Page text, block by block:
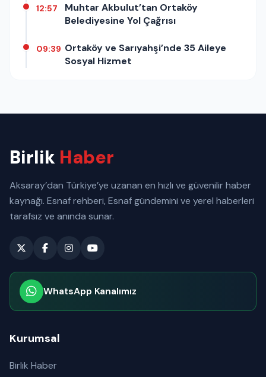
12:57
Muhtar Akbulut’tan Ortaköy
Belediyesine Yol Çağrısı
09:39 Ortaköy ve Sarıyahşi’nde 35 Aileye
Sosyal Hizmet
Birlik Haber
Aksaray’dan Türkiye’ye uzanan en hızlı ve güvenilir haber
kaynağı. Esnaf rehberi, Esnaf gündemini ve yerel haberleri
tarafsız ve anında sunar.
WhatsApp Kanalımız
Kurumsal
Birlik Haber